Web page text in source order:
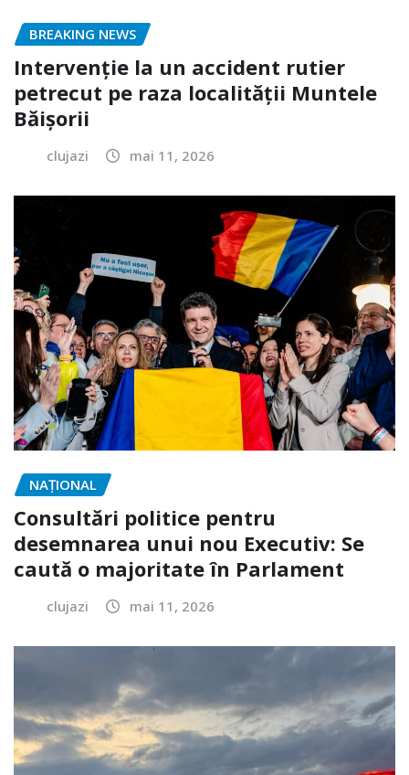
BREAKING NEWS
Intervenție la un accident rutier
petrecut pe raza localității Muntele
Băișorii
clujazi mai 11, 2026
NAŢIONAL
Consultări politice pentru
desemnarea unui nou Executiv: Se
caută o majoritate în Parlament
clujazi mai 11, 2026